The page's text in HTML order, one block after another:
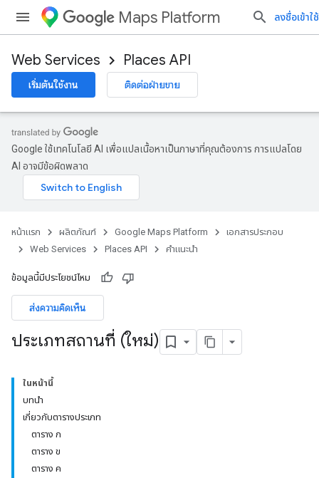
Maps Platform ลงชื่อเข้าใช้
Web Services Places API
เริ่มต้นใช้งาน ติดต่อฝ่ายขาย
Google ใช้เทคโนโลยี AI เพื่อแปลเนื้อหาเป็นภาษาที่คุณต้องการ การแปลโดย
AI อาจมีข้อผิดพลาด
หน้าแรก ผลิตภัณฑ์ Google Maps Platform
เอกสารประกอบ
Web Services
Places API คำแนะนำ
ข้อมูลนี้มีประโยชน์ไหม
ส่งความคิดเห็น
ประเภทสถานที่ (ใหม่)
ในหน้านี้
บทนำ
เกี่ยวกับตารางประเภท
ตาราง ก
ตาราง ข
ตาราง ค